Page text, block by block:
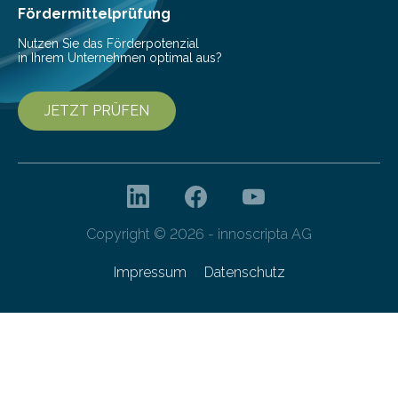
Fördermittelprüfung
Nutzen Sie das Förderpotenzial
in Ihrem Unternehmen optimal aus?
JETZT PRÜFEN
Copyright © 2026 - innoscripta AG
Impressum Datenschutz